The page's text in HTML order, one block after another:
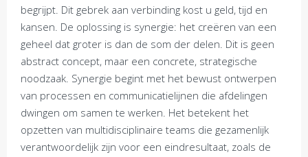
begrijpt. Dit gebrek aan verbinding kost u geld, tijd en
kansen. De oplossing is synergie: het creëren van een
geheel dat groter is dan de som der delen. Dit is geen
abstract concept, maar een concrete, strategische
noodzaak. Synergie begint met het bewust ontwerpen
van processen en communicatielijnen die afdelingen
dwingen om samen te werken. Het betekent het
opzetten van multidisciplinaire teams die gezamenlijk
verantwoordelijk zijn voor een eindresultaat, zoals de